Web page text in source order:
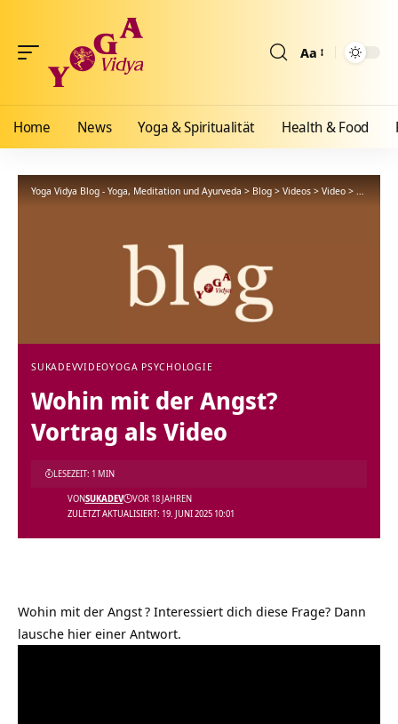
Aa
Home News Yoga & Spiritualität Health & Food
Yoga Vidya Blog - Yoga, Meditation und Ayurveda > Blog > Videos > Video > Wohin
SUKADEVVIDEOYOGA PSYCHOLOGIE
Wohin mit der Angst?
Vortrag als Video
ZULETZT AKTUALISIERT: 19. JUNI 2025 10:01
VONSUKADEV VOR 18 JAHREN
LESEZEIT: 1 MIN
Wohin mit der Angst? Interessiert dich diese Frage? Dann
lausche hier einer Antwort.